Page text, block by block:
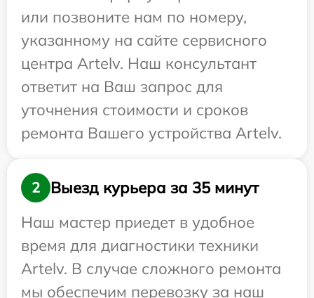
или позвоните нам по номеру,
указанному на сайте сервисного
центра Artelv. Наш консультант
ответит на Ваш запрос для
уточнения стоимости и сроков
ремонта Вашего устройства Artelv.
2
Выезд курьера за 35 минут
Наш мастер приедет в удобное
время для диагностики техники
Artelv. В случае сложного ремонта
мы обеспечим перевозку за наш